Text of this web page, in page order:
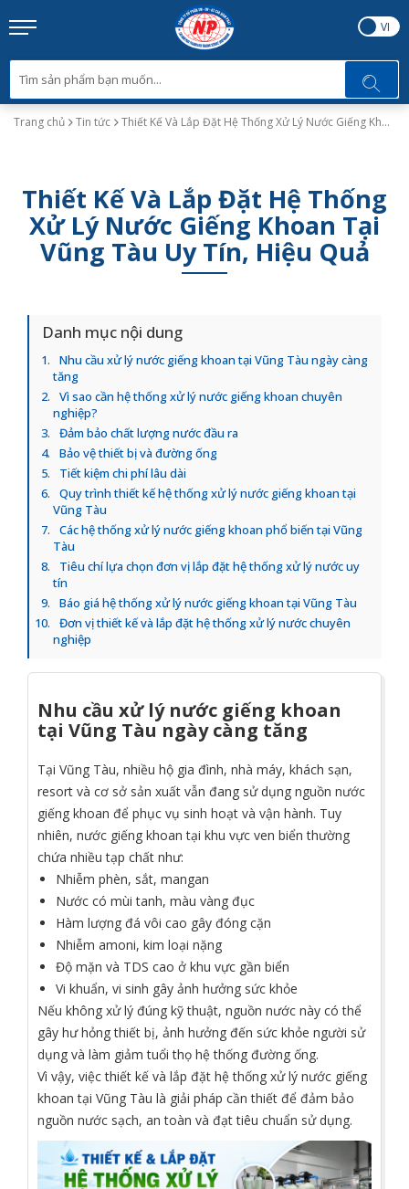
EN VI
Trang chủ Tin tức Thiết Kế Và Lắp Đặt Hệ Thống Xử Lý Nước Giếng Khoan Tại Vũng Tàu Uy Tín, Hiệu Quả
Thiết Kế Và Lắp Đặt Hệ Thống
Xử Lý Nước Giếng Khoan Tại
Vũng Tàu Uy Tín, Hiệu Quả
Danh mục nội dung
Nhu cầu xử lý nước giếng khoan tại Vũng Tàu ngày càng
tăng
Vì sao cần hệ thống xử lý nước giếng khoan chuyên
nghiệp?
Đảm bảo chất lượng nước đầu ra
Bảo vệ thiết bị và đường ống
Tiết kiệm chi phí lâu dài
Quy trình thiết kế hệ thống xử lý nước giếng khoan tại
Vũng Tàu
Các hệ thống xử lý nước giếng khoan phổ biến tại Vũng
Tàu
Tiêu chí lựa chọn đơn vị lắp đặt hệ thống xử lý nước uy
tín
Báo giá hệ thống xử lý nước giếng khoan tại Vũng Tàu
Đơn vị thiết kế và lắp đặt hệ thống xử lý nước chuyên
nghiệp
Nhu cầu xử lý nước giếng khoan
tại Vũng Tàu ngày càng tăng
Tại Vũng Tàu, nhiều hộ gia đình, nhà máy, khách sạn,
resort và cơ sở sản xuất vẫn đang sử dụng nguồn nước
giếng khoan để phục vụ sinh hoạt và vận hành. Tuy
nhiên, nước giếng khoan tại khu vực ven biển thường
chứa nhiều tạp chất như:
Nhiễm phèn, sắt, mangan
Nước có mùi tanh, màu vàng đục
Hàm lượng đá vôi cao gây đóng cặn
Nhiễm amoni, kim loại nặng
Độ mặn và TDS cao ở khu vực gần biển
Vi khuẩn, vi sinh gây ảnh hưởng sức khỏe
Nếu không xử lý đúng kỹ thuật, nguồn nước này có thể
gây hư hỏng thiết bị, ảnh hưởng đến sức khỏe người sử
dụng và làm giảm tuổi thọ hệ thống đường ống.
Vì vậy, việc thiết kế và lắp đặt hệ thống xử lý nước giếng
khoan tại Vũng Tàu là giải pháp cần thiết để đảm bảo
nguồn nước sạch, an toàn và đạt tiêu chuẩn sử dụng.